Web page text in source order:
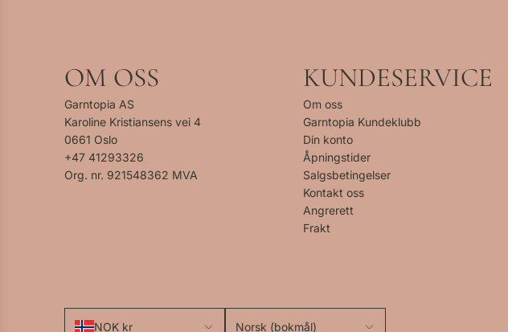
OM OSS
Garntopia AS
Karoline Kristiansens vei 4
0661 Oslo
+47 41293326
Org. nr. 921548362 MVA
KUNDESERVICE
Om oss
Garntopia Kundeklubb
Din konto
Åpningstider
Salgsbetingelser
Kontakt oss
Angrerett
Frakt
NOK kr Norsk (bokmål)